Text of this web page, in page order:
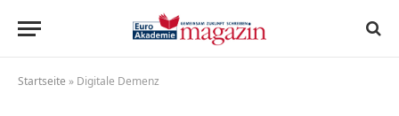
Startseite » Digitale Demenz